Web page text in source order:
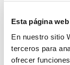
Esta página
En nuestro sitio
terceros para
ofrecer
de
social
cómo este
mejorar la